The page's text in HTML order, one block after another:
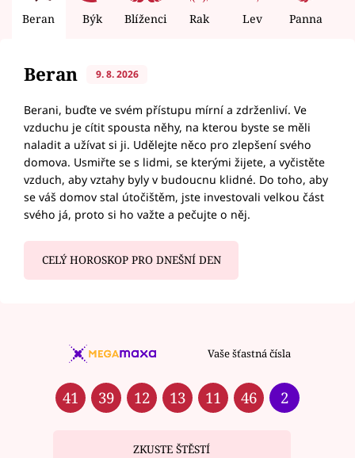
Beran Býk Blíženci Rak Lev Panna
Beran 9. 8. 2026
Berani, buďte ve svém přístupu mírní a zdrženliví. Ve
vzduchu je cítit spousta něhy, na kterou byste se měli
naladit a užívat si ji. Udělejte něco pro zlepšení svého
domova. Usmiřte se s lidmi, se kterými žijete, a vyčistěte
vzduch, aby vztahy byly v budoucnu klidné. Do toho, aby
se váš domov stal útočištěm, jste investovali velkou část
svého já, proto si ho važte a pečujte o něj.
CELÝ HOROSKOP PRO DNEŠNÍ DEN
Vaše šťastná čísla
41 39 12 13 11 46 2
ZKUSTE ŠTĚSTÍ